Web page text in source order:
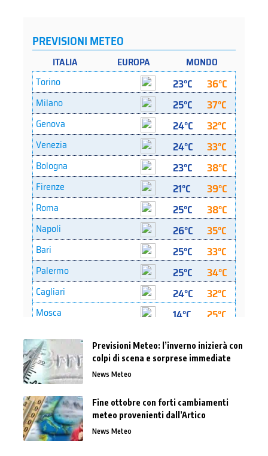
Previsioni Meteo: l’inverno inizierà con
colpi di scena e sorprese immediate
News Meteo
Fine ottobre con forti cambiamenti
meteo provenienti dall’Artico
News Meteo